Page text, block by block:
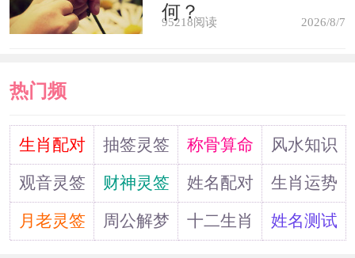
关于书房如何打造风水有以下注意
在书房中的吉位上，而书柜因为比较笨
风水中的左方代表着青龙，宜静宜高，
而右边代表白虎，宜动宜低。所以，在
书房中应尽量将书柜摆放在左边;而且在
书桌上，也要保证将高一点摆设品放置
何？
95218阅读 2026/8/7
热门频
道生肖配对 抽签灵签 称骨算命
风水知识
观音灵签
财神灵签 姓名配对
生肖运势
月老灵签
周公解梦 十二生肖 姓名测试